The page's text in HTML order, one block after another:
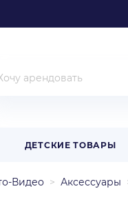
ДЕТСКИЕ ТОВАРЫ
Видео Аксессуары